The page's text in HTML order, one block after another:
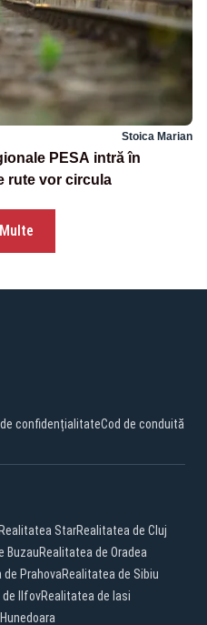
Stoica Marian
PESA intră în
rute vor circula
confidențialitateCod de conduită
Realitatea StarRealitatea de Cluj
BuzauRealitatea de Oradea
de PrahovaRealitatea de Sibiu
de IlfovRealitatea de Iasi